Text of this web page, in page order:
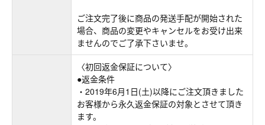
ご注文完了後に商品の発送手配が開始された
場合、商品の変更やキャンセルをお受け出来
ませんのでご了承下さいませ。
〈初回返金保証について〉
●返金条件
・2019年6月1日(土)以降にご注文頂きました
お客様から永久返金保証の対象とさせて頂き
ます。